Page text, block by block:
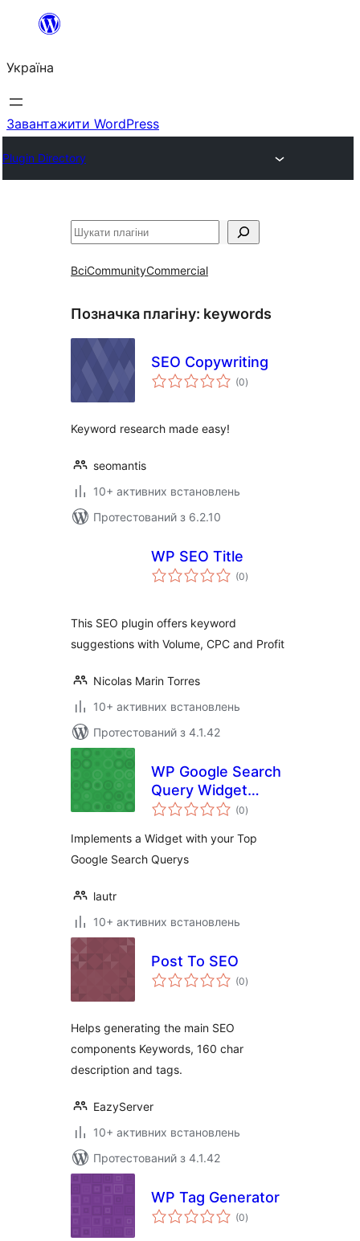
Перейти
вмісту
Україна
Завантажити WordPress
Plugin Directory
Пошук
ВсіCommunityCommercial
Позначка плагіну: keywords
SEO Copywriting
(0загальний
рейтинг
)
Keyword research made easy!
seomantis
10+ активних встановлень
Протестований з 6.2.10
WP SEO Title
(0загальний
рейтинг
)
This SEO plugin offers keyword
suggestions with Volume, CPC and Profit
Nicolas Marin Torres
10+ активних встановлень
Протестований з 4.1.42
WP Google Search
Query Widget
WordPress Plugin
(0загальний
рейтинг
)
Implements a Widget with your Top
Google Search Querys
lautr
10+ активних встановлень
Post To SEO
(0загальний
рейтинг
)
Helps generating the main SEO
components Keywords, 160 char
description and tags.
EazyServer
10+ активних встановлень
Протестований з 4.1.42
WP Tag Generator
(0загальний
рейтинг
)